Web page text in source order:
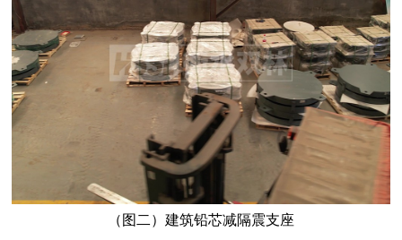
（图二）建筑铅芯减隔震支座